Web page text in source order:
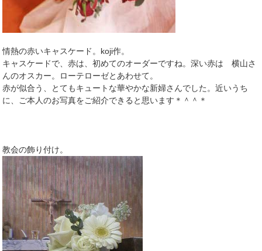
情熱の赤いキャスケード。koji作。
キャスケードで、赤は、初めてのオーダーですね。深い赤は 横山さ
んのオスカー。ローテローゼとあわせて。
赤が似合う、とてもキュートな華やかな新婦さんでした。近いうち
に、ご本人のお写真をご紹介できると思います＊＾＾＊
教会の飾り付け。